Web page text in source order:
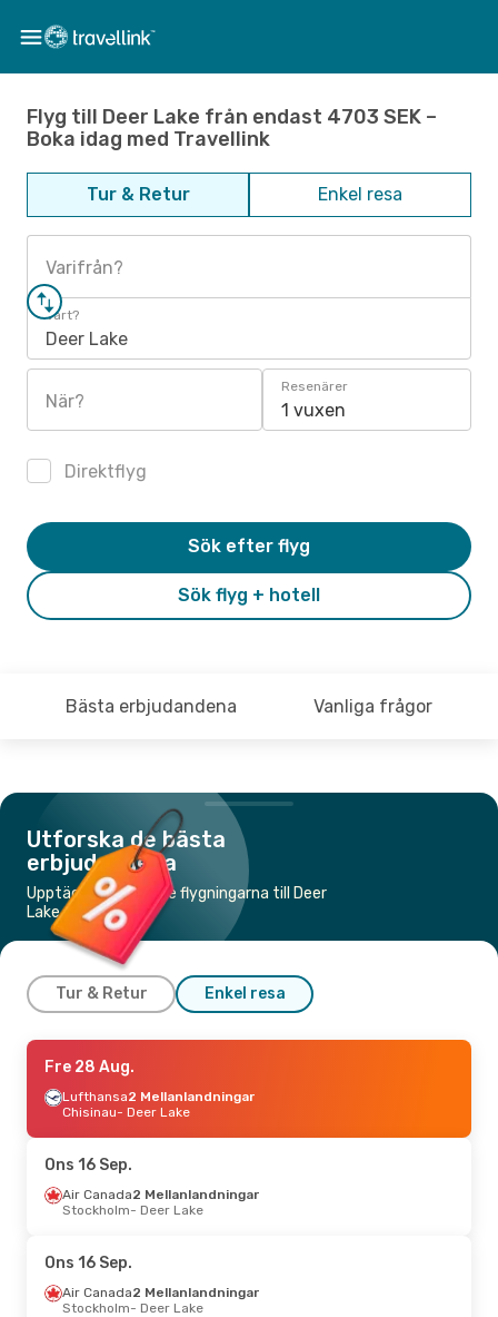
Flyg till Deer Lake från endast 4703 SEK –
Boka idag med Travellink
Tur & Retur Enkel resa
Varifrån?
Vart?
Deer Lake
När?
Resenärer
1 vuxen
Direktflyg
Sök flyg + hotell
Sök efter flyg
Bästa erbjudandena Vanliga frågor
Utforska de bästa
erbjudandena
Upptäck de billigaste flygningarna till Deer
Lake
Tur & Retur Enkel resa
Fre 25 Sep.- Mån 28 Sep.
PAL Airlines Direkt
St. John's - Deer Lake
Deer Lake- St. John's
Fre 23 Okt.- Ons 28 Okt.
Air Canada
2 Mellanlandningar
Deer Lake- Göteborg
Fre 28 Aug.
Lufthansa2 Mellanlandningar
Chisinau- Deer Lake
Ons 16 Sep.
Air Canada2 Mellanlandningar
Stockholm- Deer Lake
Ons 16 Sep.
Air Canada2 Mellanlandningar
Stockholm- Deer Lake